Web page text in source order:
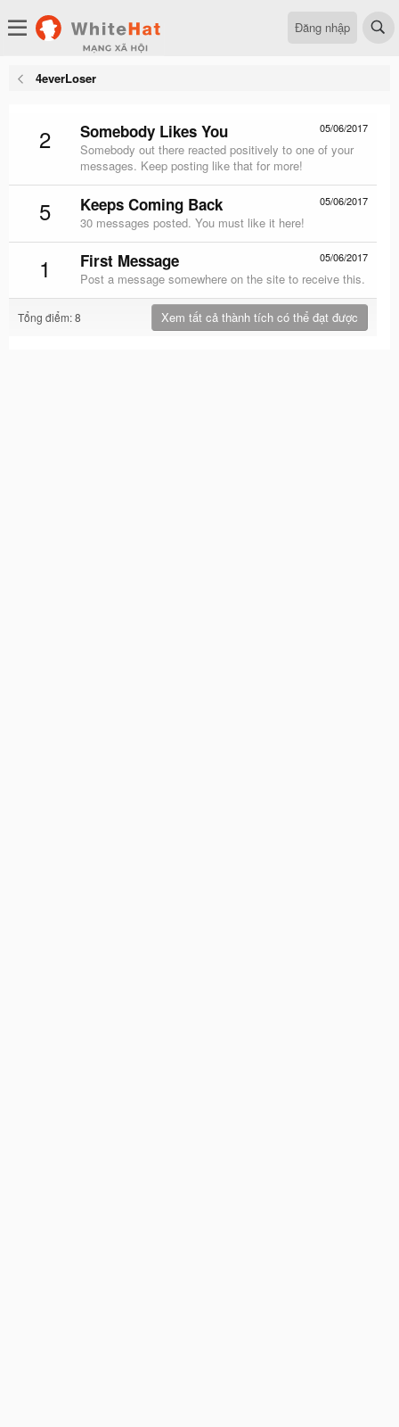
Đăng nhập
4everLoser
2 05/06/2017
Somebody Likes You
Somebody out there reacted positively to one of your
messages. Keep posting like that for more!
5 05/06/2017
Keeps Coming Back
30 messages posted. You must like it here!
1 05/06/2017
First Message
Post a message somewhere on the site to receive this.
Tổng điểm: 8 Xem tất cả thành tích có thể đạt được